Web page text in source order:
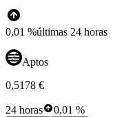
0,01 %últimas 24 horas
Aptos
0,5178 €
24 horas 0,01 %